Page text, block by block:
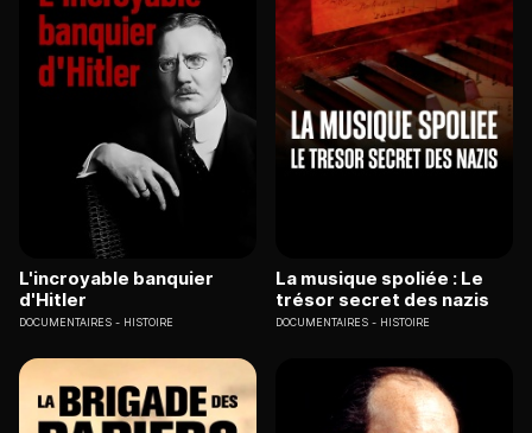
L'incroyable banquier
d'Hitler
DOCUMENTAIRES HISTOIRE
La musique spoliée : Le
trésor secret des nazis
DOCUMENTAIRES HISTOIRE